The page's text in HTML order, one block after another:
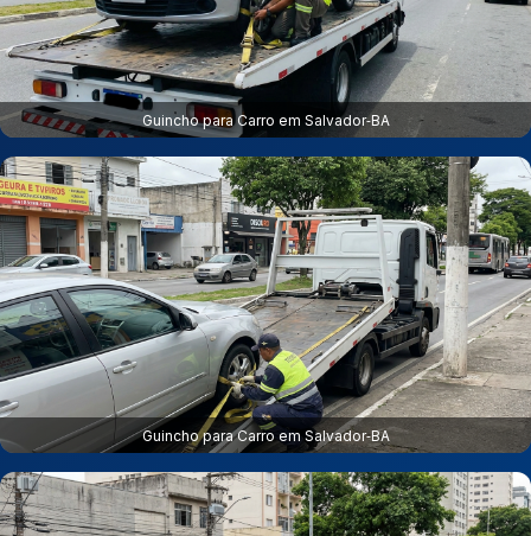
Guincho para Carro em Salvador‑BA
Guincho para Carro em Salvador‑BA